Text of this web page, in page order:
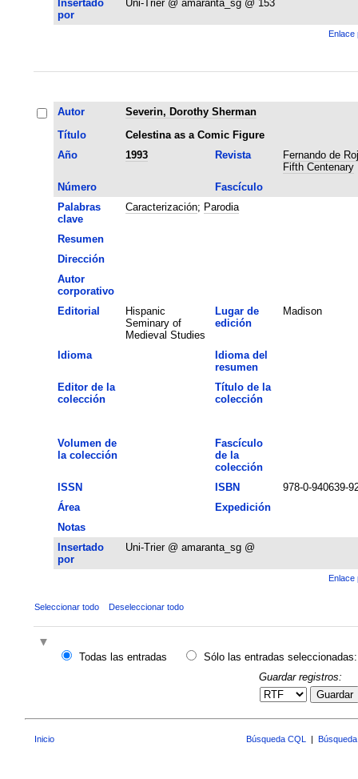
Insertado
por
Uni-Trier @ amaranta_sg @ 153
Enlace
Autor
Severin, Dorothy Sherman
Título
Celestina as a Comic Figure
Año
1993 Revista
Fernando de
Fifth Centenary
Número
Fascículo
Palabras
clave
Caracterización; Parodia
Resumen
Dirección
Autor
corporativo
Editorial
Hispanic
Seminary of
Medieval Studies
Lugar de
edición
Madison
Idioma
Idioma del
resumen
Editor de la
colección
Título de la
colección
Volumen de
la colección
Fascículo
de la
colección
ISSN
ISBN
978-0-940639-
Área
Expedición
Notas
Insertado
por
Uni-Trier @ amaranta_sg @
Enlace
Seleccionar todo Deseleccionar todo
Todas las entradas
Sólo las entradas seleccionadas:
Guardar registros:
Guardar
Inicio Búsqueda CQL